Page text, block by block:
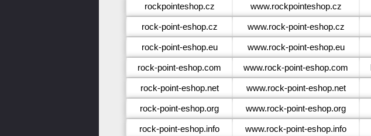
rockpointeshop.cz www.rockpointeshop.cz
rock-point-eshop.cz www.rock-point-eshop.cz
rock-point-eshop.eu www.rock-point-eshop.eu
rock-point-eshop.com www.rock-point-eshop.com
rock-point-eshop.net www.rock-point-eshop.net
rock-point-eshop.org www.rock-point-eshop.org
rock-point-eshop.info www.rock-point-eshop.info